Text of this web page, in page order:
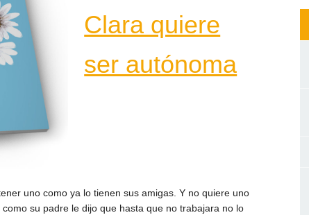
Clara quiere
ser autónoma
uno como ya lo tienen sus amigas. Y no quiere uno
su padre le dijo que hasta que no trabajara no lo